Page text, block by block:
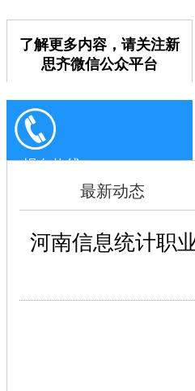
了解更多内容，请关注新
思齐微信公众平台
报名热线：
0371-63697068
最新动态
河南信息统计职